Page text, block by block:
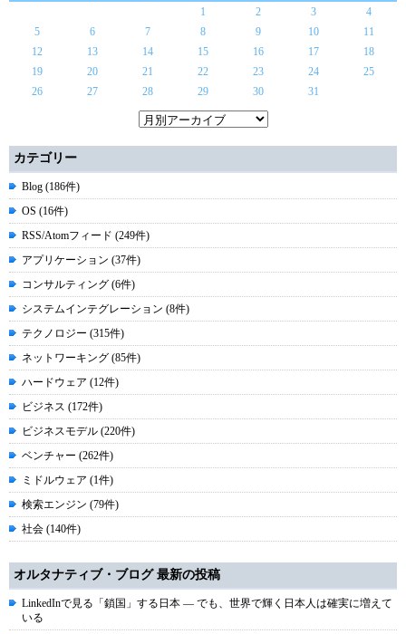
1
2 3
4
5
6 7 8 9 10
11
12
13 14 15 16 17
18
19
20 21 22 23 24
25
26
27 28 29 30 31
カテゴリー
Blog (186件)
OS (16件)
RSS/Atomフィード (249件)
アプリケーション (37件)
コンサルティング (6件)
システムインテグレーション (8件)
テクノロジー (315件)
ネットワーキング (85件)
ハードウェア (12件)
ビジネス (172件)
ビジネスモデル (220件)
ベンチャー (262件)
ミドルウェア (1件)
検索エンジン (79件)
社会 (140件)
オルタナティブ・ブログ 最新の投稿
LinkedInで見る「鎖国」する日本 ― でも、世界で輝く日本人は確実に増えて
いる